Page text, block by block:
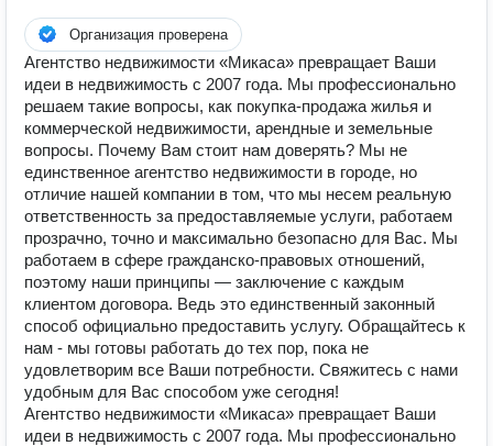
Организация проверена
Агентство недвижимости «Микаса» превращает Ваши
идеи в недвижимость с 2007 года. Мы профессионально
решаем такие вопросы, как покупка-продажа жилья и
коммерческой недвижимости, арендные и земельные
вопросы. Почему Вам стоит нам доверять? Мы не
единственное агентство недвижимости в городе, но
отличие нашей компании в том, что мы несем реальную
ответственность за предоставляемые услуги, работаем
прозрачно, точно и максимально безопасно для Вас. Мы
работаем в сфере гражданско-правовых отношений,
поэтому наши принципы — заключение с каждым
клиентом договора. Ведь это единственный законный
способ официально предоставить услугу. Обращайтесь к
нам - мы готовы работать до тех пор, пока не
удовлетворим все Ваши потребности. Свяжитесь с нами
удобным для Вас способом уже сегодня!
Агентство недвижимости «Микаса» превращает Ваши
идеи в недвижимость с 2007 года. Мы профессионально